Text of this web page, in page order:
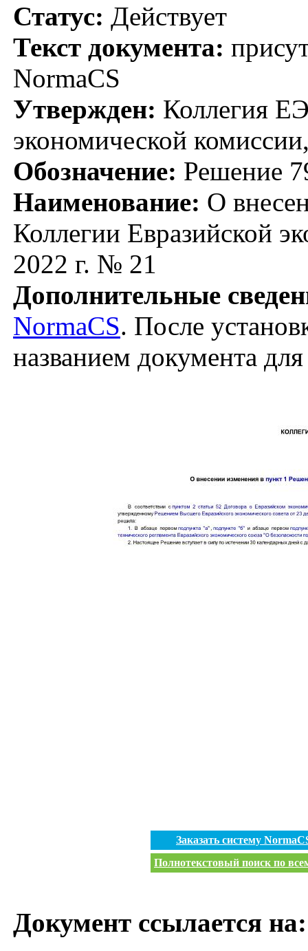
Статус: Действует
Текст документа:
NormaCS
Утвержден: Коллегия
экономической
Обозначение: Решение
Наименование: О
Коллегии Евразийской
2022 г. № 21
Дополнительные
NormaCS. После
названием документа
Заказать систему
Полнотекстовый поиск по
Документ ссылается на: